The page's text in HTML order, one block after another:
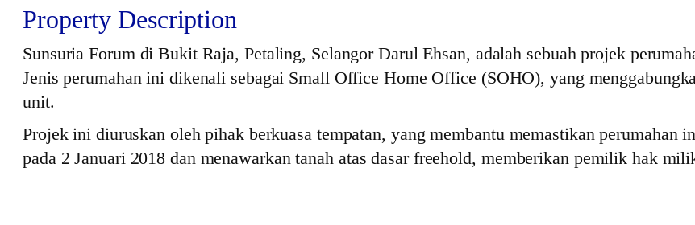
Property Description
Sunsuria Forum di Bukit Raja, Petaling, Selangor Darul Ehsan, adalah sebuah projek
Jenis perumahan ini dikenali sebagai Small Office Home Office (SOHO), yang
unit.
Projek ini diuruskan oleh pihak berkuasa tempatan, yang membantu memastikan
pada 2 Januari 2018 dan menawarkan tanah atas dasar freehold, memberikan pemilik hak